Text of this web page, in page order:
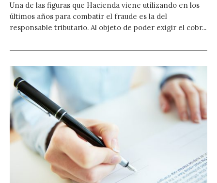
Una de las figuras que Hacienda viene utilizando en los
últimos años para combatir el fraude es la del
responsable tributario. Al objeto de poder exigir el cobr...